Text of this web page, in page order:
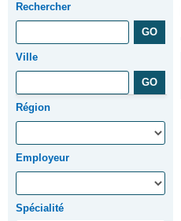
Rechercher
Ville
Région
Employeur
Spécialité